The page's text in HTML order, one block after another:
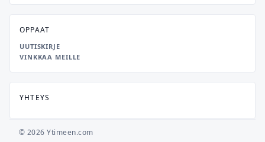
OPPAAT
UUTISKIRJE
VINKKAA MEILLE
YHTEYS
© 2026 Ytimeen.com